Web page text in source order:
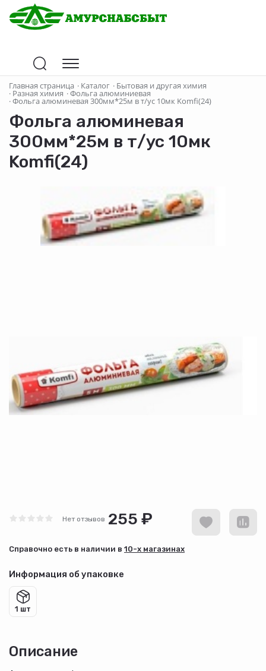
Главная страница · Каталог · Бытовая и другая химия
· Разная химия ·Фольга алюминиевая
·Фольга алюминевая 300мм*25м в т/ус 10мк Komfi(24)
Фольга алюминевая
300мм*25м в т/ус 10мк
Komfi(24)
Нет отзывов 255 ₽
Cправочно есть в наличии в 10-х магазинах
Информация об упаковке
1 шт
Описание